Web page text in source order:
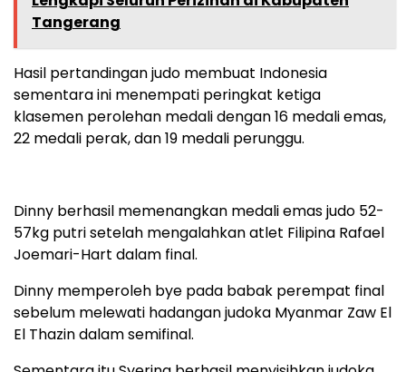
Tangerang
Hasil pertandingan judo membuat Indonesia
sementara ini menempati peringkat ketiga
klasemen perolehan medali dengan 16 medali emas,
22 medali perak, dan 19 medali perunggu.
Dinny berhasil memenangkan medali emas judo 52-
57kg putri setelah mengalahkan atlet Filipina Rafael
Joemari-Hart dalam final.
Dinny memperoleh bye pada babak perempat final
sebelum melewati hadangan judoka Myanmar Zaw El
El Thazin dalam semifinal.